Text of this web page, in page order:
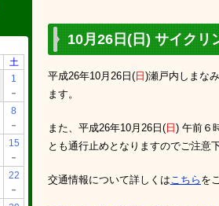
土
1
－
8
－
15
－
22
－
10月26日(日) サイクリ
平成26年10月26日( 日 )瀬戸内しまな
ます。
また、平成26年10月26日( 日 ) 午前６
とも通行止めとなりますのでご注意
交通情報について詳しくはこちら を